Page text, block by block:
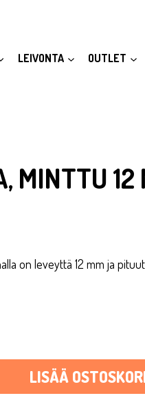
LEIVONTA OUTLET
MINTTU 12
on leveyttä 12 mm ja
LISÄÄ